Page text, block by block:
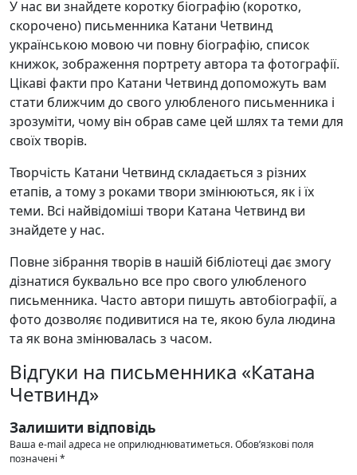
У нас ви знайдете коротку біографію (коротко,
скорочено) письменника Катани Четвинд
українською мовою чи повну біографію, список
книжок, зображення портрету автора та фотографії.
Цікаві факти про Катани Четвинд допоможуть вам
стати ближчим до свого улюбленого письменника і
зрозуміти, чому він обрав саме цей шлях та теми для
своїх творів.
Творчість Катани Четвинд складається з різних
етапів, а тому з роками твори змінюються, як і їх
теми. Всі найвідоміші твори Катана Четвинд ви
знайдете у нас.
Повне зібрання творів в нашій бібліотеці дає змогу
дізнатися буквально все про свого улюбленого
письменника. Часто автори пишуть автобіографії, а
фото дозволяє подивитися на те, якою була людина
та як вона змінювалась з часом.
Відгуки на письменника «Катана
Четвинд»
Залишити відповідь
Ваша e-mail адреса не оприлюднюватиметься.Обов’язкові поля
позначені *